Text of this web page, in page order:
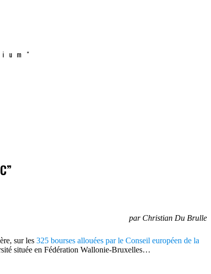
par Christian Du Brulle
sur les 325 bourses allouées par le Conseil européen de la
située en Fédération Wallonie-Bruxelles…